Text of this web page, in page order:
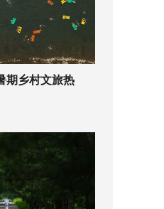
期乡村文旅热